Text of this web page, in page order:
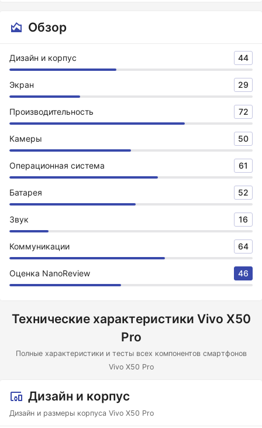
Обзор
Дизайн и корпус 44
Экран 29
Производительность 72
Камеры 50
Операционная система 61
Батарея 52
Звук 16
Коммуникации 64
Оценка NanoReview 46
Технические характеристики Vivo X50
Pro
Полные характеристики и тесты всех компонентов смартфонов
Vivo X50 Pro
Дизайн и корпус
Дизайн и размеры корпуса Vivo X50 Pro